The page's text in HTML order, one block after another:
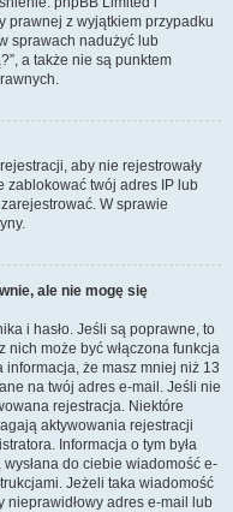
prawnej z wyjątkiem przypadku
sprawach nadużyć lub
a także nie są punktem
aby nie rejestrowały
zablokować twój adres IP lub
W sprawie
ale nie mogę się
i hasło. Jeśli są poprawne, to
nich może być włączona funkcja
informacja, że masz mniej niż 13
na twój adres e-mail. Jeśli nie
rejestracja. Niektóre
aktywowania rejestracji
Informacja o tym była
do ciebie wiadomość e-
Jeżeli taka wiadomość
nieprawidłowy adres e-mail lub